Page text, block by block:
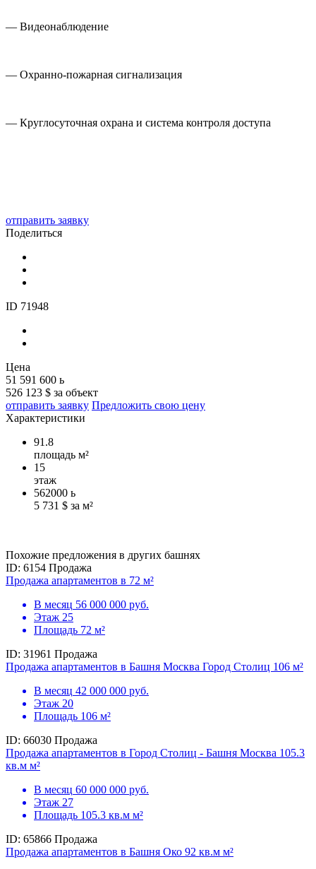
— Видеонаблюдение
— Охранно-пожарная сигнализация
— Круглосуточная охрана и система контроля доступа
отправить заявку
Поделиться
ID 71948
Цена
51 591 600 ь
526 123 $ за объект
отправить заявку Предложить свою цену
Характеристики
91.8
площадь м²
15
этаж
562000 ь
5 731 $ за м²
Похожие предложения в других башнях
ID: 6154 Продажа
Продажа апартаментов в 72 м²
В месяц 56 000 000 руб.
Этаж 25
Площадь 72 м²
ID: 31961 Продажа
Продажа апартаментов в Башня Москва Город Столиц 106 м²
В месяц 42 000 000 руб.
Этаж 20
Площадь 106 м²
ID: 66030 Продажа
Продажа апартаментов в Город Столиц - Башня Москва 105.3
кв.м м²
В месяц 60 000 000 руб.
Этаж 27
Площадь 105.3 кв.м м²
ID: 65866 Продажа
Продажа апартаментов в Башня Око 92 кв.м м²